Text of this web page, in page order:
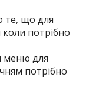
те, що для
потрібно
меню для
потрібно